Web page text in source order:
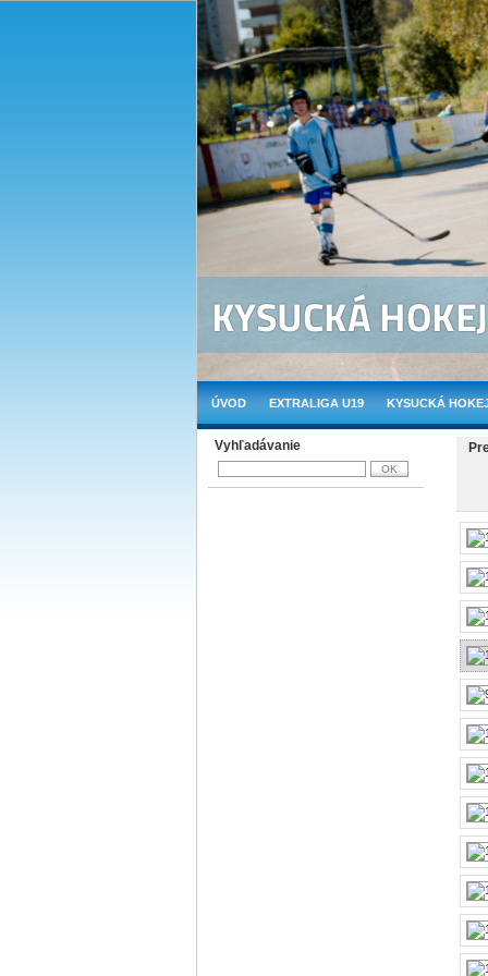
ÚVOD EXTRALIGA U19 KYSUCKÁ
Vyhľadávanie